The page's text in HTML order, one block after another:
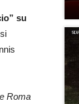
su
Roma